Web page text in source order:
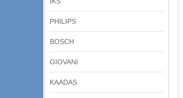
PHILIPS
BOSCH
GIOVANI
KAADAS